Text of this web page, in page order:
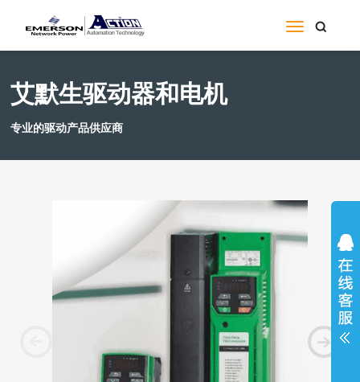
艾默生驱动器和电机
专业的驱动产品供应商